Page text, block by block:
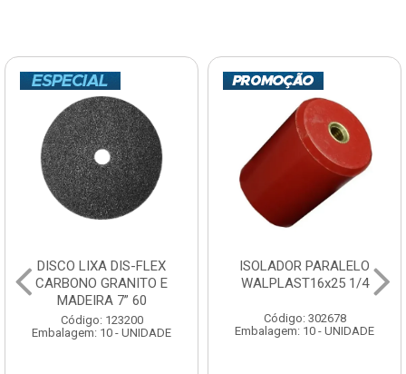
DISCO LIXA DIS-FLEX
CARBONO GRANITO E
MADEIRA 7” 60
Código: 123200
Embalagem: 10 - UNIDADE
ISOLADOR PARALELO
WALPLAST16x25 1/4
Código: 302678
Embalagem: 10 - UNIDADE